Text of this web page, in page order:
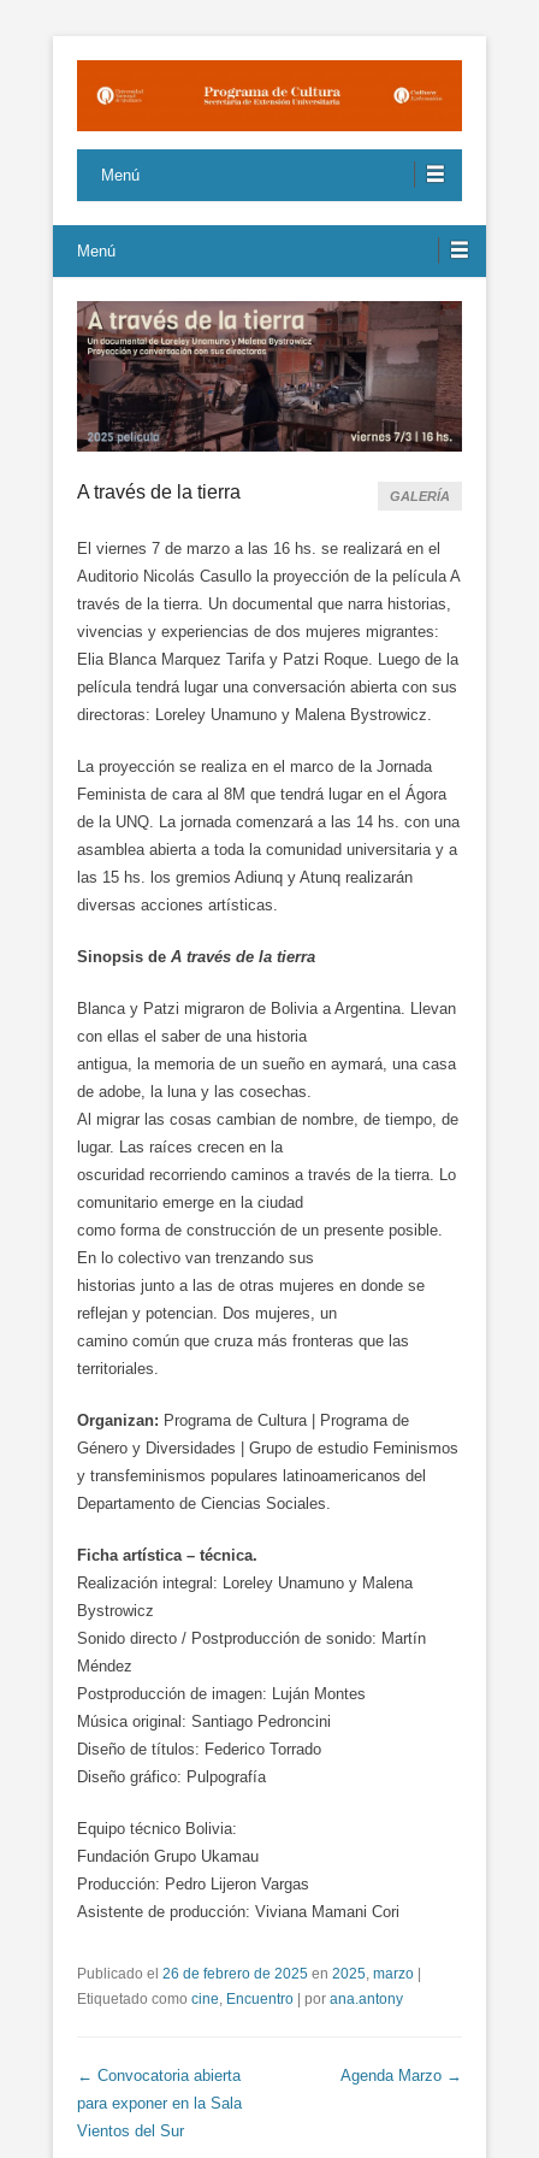
Programa de Cultura UNQ
Menú
Menú
A través de la tierra GALERÍA
El viernes 7 de marzo a las 16 hs. se realizará en el
Auditorio Nicolás Casullo la proyección de la película A
través de la tierra. Un documental que narra historias,
vivencias y experiencias de dos mujeres migrantes:
Elia Blanca Marquez Tarifa y Patzi Roque. Luego de la
película tendrá lugar una conversación abierta con sus
directoras: Loreley Unamuno y Malena Bystrowicz.
La proyección se realiza en el marco de la Jornada
Feminista de cara al 8M que tendrá lugar en el Ágora
de la UNQ. La jornada comenzará a las 14 hs. con una
asamblea abierta a toda la comunidad universitaria y a
las 15 hs. los gremios Adiunq y Atunq realizarán
diversas acciones artísticas.
Sinopsis de A través de la tierra
Blanca y Patzi migraron de Bolivia a Argentina. Llevan
con ellas el saber de una historia
antigua, la memoria de un sueño en aymará, una casa
de adobe, la luna y las cosechas.
Al migrar las cosas cambian de nombre, de tiempo, de
lugar. Las raíces crecen en la
oscuridad recorriendo caminos a través de la tierra. Lo
comunitario emerge en la ciudad
como forma de construcción de un presente posible.
En lo colectivo van trenzando sus
historias junto a las de otras mujeres en donde se
reflejan y potencian. Dos mujeres, un
camino común que cruza más fronteras que las
territoriales.
Organizan: Programa de Cultura | Programa de
Género y Diversidades | Grupo de estudio Feminismos
y transfeminismos populares latinoamericanos del
Departamento de Ciencias Sociales.
Ficha artística – técnica.
Realización integral: Loreley Unamuno y Malena
Bystrowicz
Sonido directo / Postproducción de sonido: Martín
Méndez
Postproducción de imagen: Luján Montes
Música original: Santiago Pedroncini
Diseño de títulos: Federico Torrado
Diseño gráfico: Pulpografía
Equipo técnico Bolivia:
Fundación Grupo Ukamau
Producción: Pedro Lijeron Vargas
Asistente de producción: Viviana Mamani Cori
Publicado el 26 de febrero de 2025 en 2025 marzo |
Etiquetado como cine Encuentro | por ana.antony
Navegación de entradas
← Convocatoria abierta
para exponer en la Sala
Vientos del Sur
Agenda Marzo →